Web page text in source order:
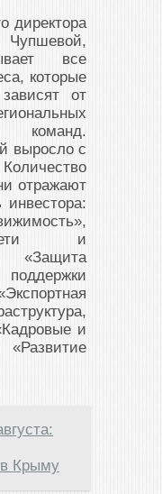
директора
все
которые
от
команд.
выросло с
отражают
инвестора:
и
и
Крыму